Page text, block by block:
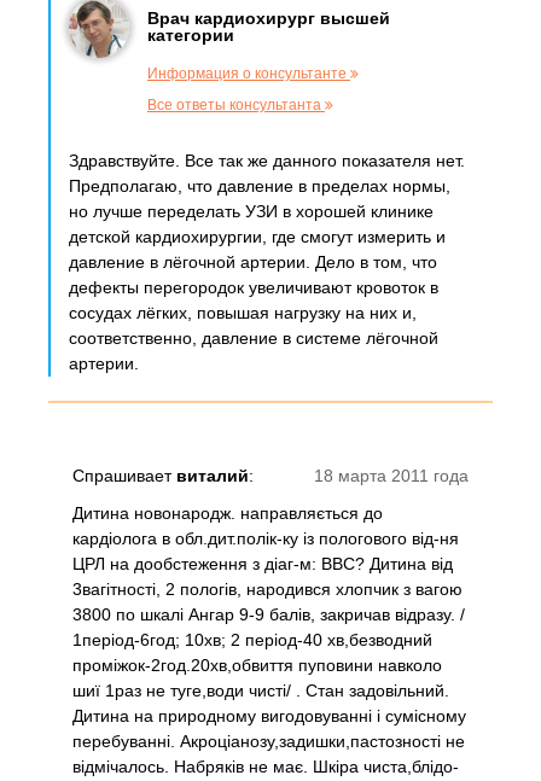
Врач кардиохирург высшей
категории
Информация о консультанте
Все ответы консультанта
Здравствуйте. Все так же данного показателя нет.
Предполагаю, что давление в пределах нормы,
но лучше переделать УЗИ в хорошей клинике
детской кардиохирургии, где смогут измерить и
давление в лёгочной артерии. Дело в том, что
дефекты перегородок увеличивают кровоток в
сосудах лёгких, повышая нагрузку на них и,
соответственно, давление в системе лёгочной
артерии.
18 марта 2011 года
Спрашивает виталий:
Дитина новонародж. направляється до
кардіолога в обл.дит.полік-ку із пологового від-ня
ЦРЛ на дообстеження з діаг-м: ВВС? Дитина від
3вагітності, 2 пологів, народився хлопчик з вагою
3800 по шкалі Ангар 9-9 балів, закричав відразу. /
1період-6год; 10хв; 2 період-40 хв,безводний
проміжок-2год.20хв,обвиття пуповини навколо
шиї 1раз не туге,води чисті/ . Стан задовільний.
Дитина на природному вигодовуванні і сумісному
перебуванні. Акроціанозу,задишки,пастозності не
відмічалось. Набряків не має. Шкіра чиста,блідо-